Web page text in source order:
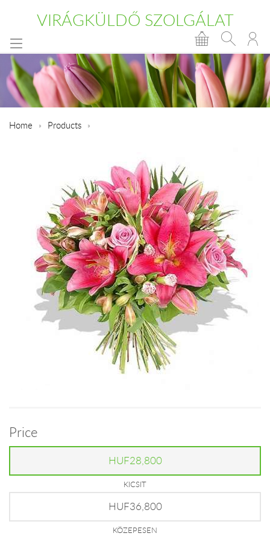
VIRÁGKÜLDŐ SZOLGÁLAT
Home Products
Price
HUF28,800
KICSIT
HUF36,800
KÖZEPESEN